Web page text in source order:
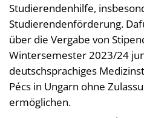
Kultur im Landkreis
Öffnungszeiten
Studierendenhilfe,
Studierendenförderung.
über die Vergabe von
Wintersemester 2023/24
deutschsprachiges
Pécs in Ungarn ohne
ermöglichen.